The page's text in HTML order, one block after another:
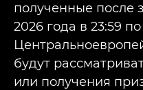
полученные после
2026 года в 23:59 по
будут
или получения